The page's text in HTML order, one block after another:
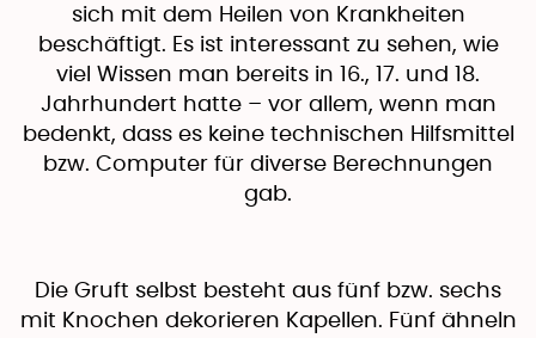
sich mit dem Heilen von Krankheiten
beschäftigt. Es ist interessant zu sehen, wie
viel Wissen man bereits in 16., 17. und 18.
Jahrhundert hatte – vor allem, wenn man
bedenkt, dass es keine technischen Hilfsmittel
bzw. Computer für diverse Berechnungen
gab.
Die Gruft selbst besteht aus fünf bzw. sechs
mit Knochen dekorieren Kapellen. Fünf ähneln